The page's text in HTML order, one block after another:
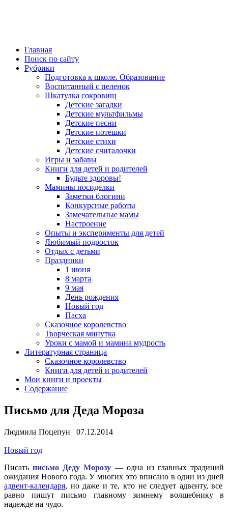
Главная
Поиск по сайту
Рубрики
Подготовка к школе. Образование
Воспитанный с пеленок
Шкатулка сокровищ
Детские загадки
Детские мультфильмы
Детские песни
Детские потешки
Детские стихи
Детские считалочки
Игры и забавы
Книги для детей и родителей
Будьте здоровы!
Мамины посиделки
Заметки блогини
Конкурсные работы
Замечательные мамы
Настроение
Опыты и эксперименты для детей
Любимый подросток
Отдых с детьми
Праздники
1 июня
8 марта
9 мая
День рождения
Новый год
Пасха
Сказочное королевство
Творческая минутка
Уроки с мамой и мамина мудрость
Литературная страница
Сказочное королевство
Книги для детей и родителей
Мои книги и проекты
Содержание
Письмо для Деда Мороза
Людмила Поцепун 07.12.2014
Новый год
Писатьписьмо Деду Морозу — одна из главных традиций
ожидания Нового года. У многих это вписано в один из дней
адвент-календаря, но даже и те, кто не следует адвенту, все
равно пишут письмо главному зимнему волшебнику в
надежде на чудо.